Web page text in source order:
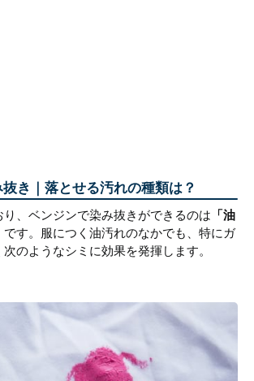
き｜落とせる汚れの種類は？
り、ベンジンで染み抜きができるのは 「油
です。服につく油汚れのなかでも、特にガ
のようなシミに効果を発揮します。